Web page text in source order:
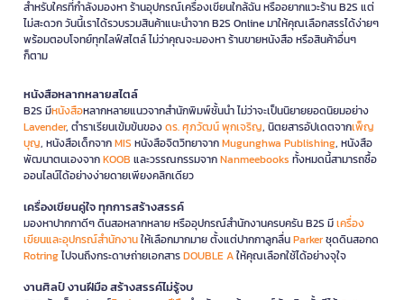
สำหรับใครที่กำลังมองหา ร้านอุปกรณ์เครื่องเขียนใกล้ฉัน หรืออยากแวะร้าน B2S แต่
ไม่สะดวก วันนี้เราได้รวบรวมสินค้าแนะนำจาก B2S Online มาให้คุณเลือกสรรได้ง่ายๆ
พร้อมตอบโจทย์ทุกไลฟ์สไตล์ ไม่ว่าคุณจะมองหา ร้านขายหนังสือ หรือสินค้าอื่นๆ
ก็ตาม
หนังสือหลากหลายสไตล์
B2S มีหนังสือหลากหลายแนวจากสำนักพิมพ์ชั้นนำ ไม่ว่าจะเป็นนิยายยอดนิยมอย่าง
Lavender, ตำราเรียนเข้มข้นของดร. ศุภวัฒน์ พุกเจริญ, นิตยสารอัปเดตจากเพ็ญ
บุญ, หนังสือเด็กจากMIS หนังสือจิตวิทยาจากMugunghwa Publishing, หนังสือ
พัฒนาตนเองจากKOOB และวรรณกรรมจากNanmeebooks ทั้งหมดนี้สามารถซื้อ
ออนไลน์ได้อย่างง่ายดายเพียงคลิกเดียว
เครื่องเขียนคู่ใจ ทุกการสร้างสรรค์
มองหาปากกาดีๆ ดินสอหลากหลาย หรืออุปกรณ์สำนักงานครบครัน B2S มีเครื่อง
เขียนและอุปกรณ์สำนักงานให้เลือกมากมาย ตั้งแต่ปากกาลูกลื่นParkerชุดดินสอกด
Rotringไปจนถึงกระดาษถ่ายเอกสารDOUBLE Aให้คุณเลือกใช้ได้อย่างจุใจ
งานศิลป์ งานฝีมือ สร้างสรรค์ไม่รู้จบ